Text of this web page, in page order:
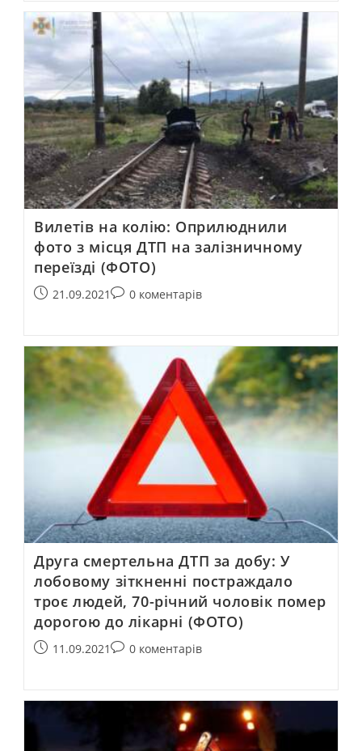
Вилетів на колію: Оприлюднили
фото з місця ДТП на залізничному
переїзді (ФОТО)
21.09.2021 0 коментарів
Друга смертельна ДТП за добу: У
лобовому зіткненні постраждало
троє людей, 70-річний чоловік помер
дорогою до лікарні (ФОТО)
11.09.2021 0 коментарів